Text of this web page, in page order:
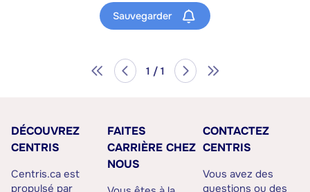
Sauvegarder
1 / 1
DÉCOUVREZ
CENTRIS
Centris.ca est
propulsé par
FAITES
CARRIÈRE CHEZ
NOUS
CONTACTEZ
CENTRIS
Vous avez des
questions ou des